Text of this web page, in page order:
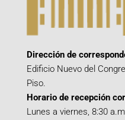
Dirección de
Edificio Nuevo del
Piso.
Horario de recepción
Lunes a viernes, 8:30